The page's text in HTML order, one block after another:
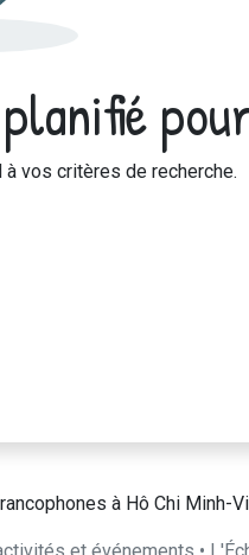
vos critères de recherche.
à Hô Chi Minh-